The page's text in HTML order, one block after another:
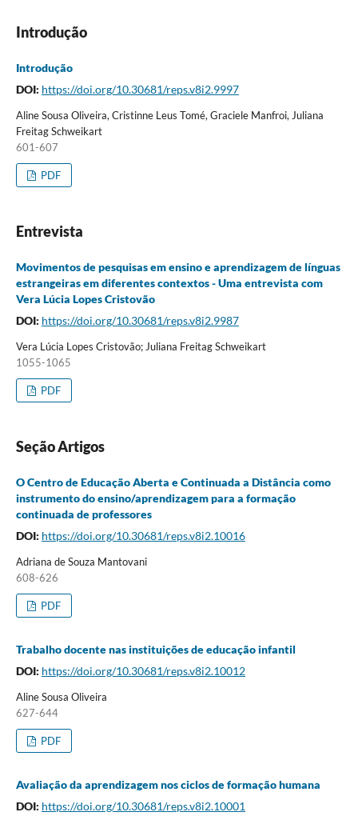
Introdução
Introdução
DOI: https://doi.org/10.30681/reps.v8i2.9997
Aline Sousa Oliveira, Cristinne Leus Tomé, Graciele Manfroi, Juliana
Freitag Schweikart
601-607
PDF
Entrevista
Movimentos de pesquisas em ensino e aprendizagem de línguas
estrangeiras em diferentes contextos - Uma entrevista com
Vera Lúcia Lopes Cristovão
DOI: https://doi.org/10.30681/reps.v8i2.9987
Vera Lúcia Lopes Cristovão; Juliana Freitag Schweikart
1055-1065
PDF
Seção Artigos
O Centro de Educação Aberta e Continuada a Distância como
instrumento do ensino/aprendizagem para a formação
continuada de professores
DOI: https://doi.org/10.30681/reps.v8i2.10016
Adriana de Souza Mantovani
608-626
PDF
Trabalho docente nas instituições de educação infantil
DOI: https://doi.org/10.30681/reps.v8i2.10012
Aline Sousa Oliveira
627-644
PDF
Avaliação da aprendizagem nos ciclos de formação humana
DOI: https://doi.org/10.30681/reps.v8i2.10001